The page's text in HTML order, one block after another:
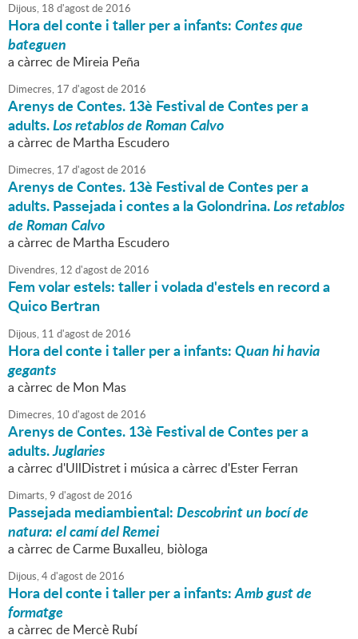
Dijous, 18 d'agostde2016
Hora del conte i taller per a infants:Contes que
bateguen
a càrrec de Mireia Peña
Dimecres, 17 d'agostde2016
Arenys de Contes. 13è Festival de Contes per a
adults.Los retablos de Roman Calvo
a càrrec de Martha Escudero
Dimecres, 17 d'agostde2016
Arenys de Contes. 13è Festival de Contes per a
adults. Passejada i contes a la Golondrina.Los retablos
de Roman Calvo
a càrrec de Martha Escudero
Divendres, 12 d'agostde2016
Fem volar estels: taller i volada d'estels en record a
Quico Bertran
Dijous, 11 d'agostde2016
Hora del conte i taller per a infants:Quan hi havia
gegants
a càrrec de Mon Mas
Dimecres, 10 d'agostde2016
Arenys de Contes. 13è Festival de Contes per a
adults.Juglaries
a càrrec d'UllDistret i música a càrrec d'Ester Ferran
Dimarts,9 d'agostde2016
Passejada mediambiental:Descobrint un bocí de
natura: el camí del Remei
a càrrec de Carme Buxalleu, biòloga
Dijous,4d'agostde2016
Hora del conte i taller per a infants:Amb gust de
formatge
a càrrec de Mercè Rubí